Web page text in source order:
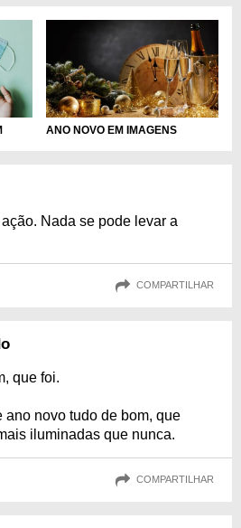
ANO NOVO EM IMAGENS
Nada se pode levar a
COMPARTILHAR
que foi.
ano novo tudo de bom, que
iluminadas que nunca.
COMPARTILHAR